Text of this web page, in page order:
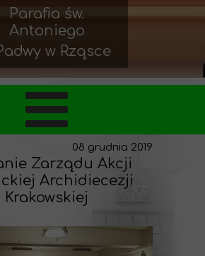
08 grudnia 2019
Zarządu Akcji
Archidiecezji
Krakowskiej
Parafia św.
Antoniego
w Rząsce